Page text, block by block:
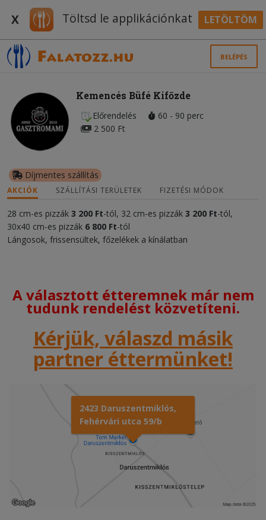
X Töltsd le applikációnkat LETÖLTÖM
BELÉPÉS
Kemencés Büfé Kifőzde
Előrendelés
60 - 90 perc
2 500 Ft
Díjmentes szállítás
AKCIÓK SZÁLLÍTÁSI TERÜLETEK FIZETÉSI MÓDOK
28 cm-es pizzák 3 200 Ft-tól, 32 cm-es pizzák 3 200 Ft-tól,
30x40 cm-es pizzák 6 800 Ft-tól
Lángosok, frissensültek, főzelékek a kínálatban
A választott étteremnek már nem
tudunk rendelést közvetíteni.
Kérjük, válaszd másik
partner éttermünket!
2423 Daruszentmiklós,
Fehérvári utca 59/b